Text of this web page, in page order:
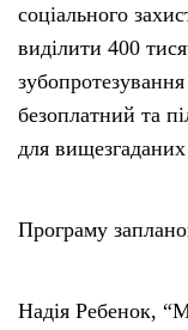
соціального
виділити 400
безоплатний та
для
Програму
Надія Ребенок,